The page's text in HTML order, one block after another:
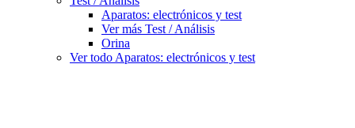
Aparatos: electrónicos y test
Ver más Test / Análisis
Orina
Ver todo Aparatos: electrónicos y test